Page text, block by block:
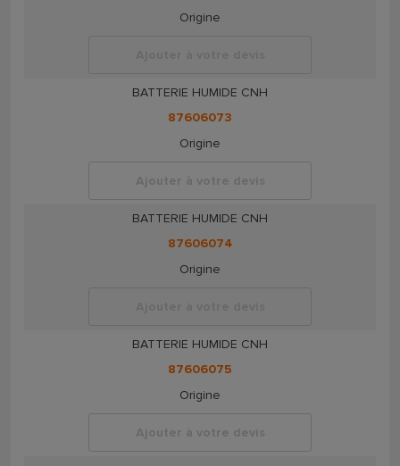
Origine
BATTERIE HUMIDE CNH
87606073
Origine
Ajouter à votre devis
BATTERIE HUMIDE CNH
87606074
Origine
BATTERIE HUMIDE CNH
87606075
Origine
Ajouter à votre devis